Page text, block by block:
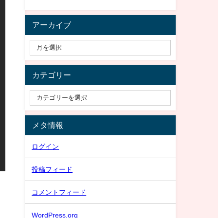
アーカイブ
カテゴリー
メタ情報
ログイン
投稿フィード
コメントフィード
WordPress.org